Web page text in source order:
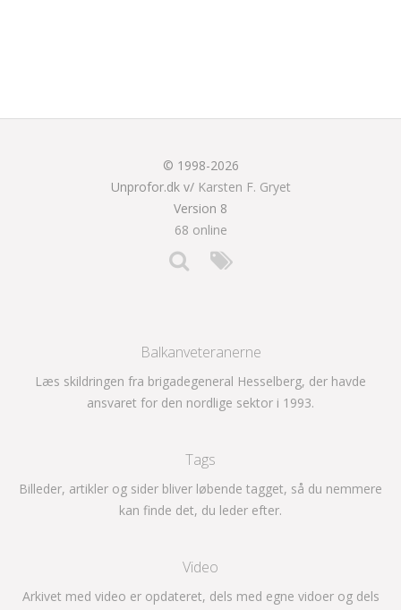
© 1998-2026
Unprofor.dk v/ Karsten F. Gryet
Version 8
68 online
Balkanveteranerne
Læs skildringen fra brigadegeneral Hesselberg, der havde
ansvaret for den nordlige sektor i 1993.
Tags
Billeder, artikler og sider bliver løbende tagget, så du nemmere
kan finde det, du leder efter.
Video
Arkivet med video er opdateret, dels med egne vidoer og dels